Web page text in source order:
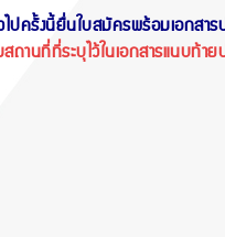
ไปครั้งนี้ยื่นใบสมัครพร้อมเอกสา
นที่ที่ระบุไว้ในเอกสารแนบท้าย